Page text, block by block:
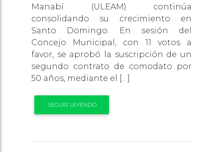
Manabí (ULEAM) continúa
consolidando su crecimiento en
Santo Domingo. En sesión del
Concejo Municipal, con 11 votos a
favor, se aprobó la suscripción de un
segundo contrato de comodato por
50 años, mediante el […]
SEGUIR LEYENDO